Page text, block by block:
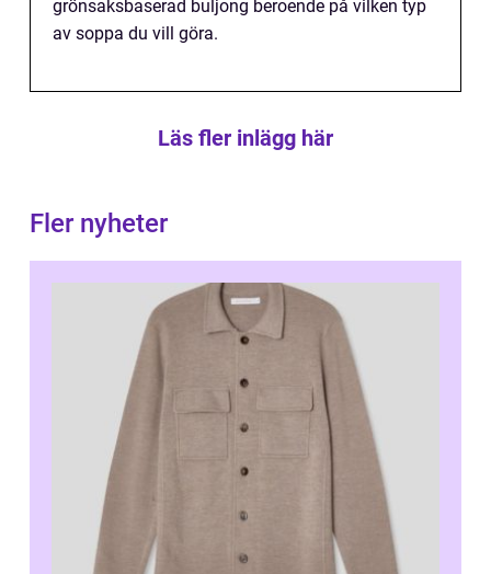
grönsaksbaserad buljong beroende på vilken typ
av soppa du vill göra.
Läs fler inlägg här
Fler nyheter